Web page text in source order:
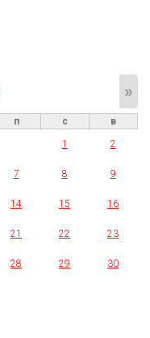
»
п с
в
1
2
7 8 9
14 15 16
21 22 23
28 29 30